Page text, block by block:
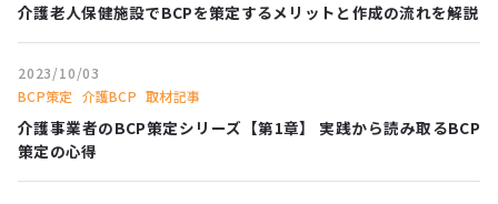
介護老人保健施設でBCPを策定するメリットと作成の流れを解説
2023/10/03
BCP策定 介護BCP 取材記事
介護事業者のBCP策定シリーズ【第1章】 実践から読み取るBCP
策定の心得